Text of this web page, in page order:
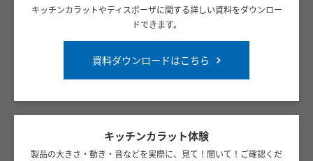
キッチンカラットやディスポーザに関する詳しい資料をダウンロー
ドできます。
資料ダウンロードはこちら
キッチンカラット体験
製品の大きさ・動き・音などを実際に、見て！聞いて！ご確認くだ